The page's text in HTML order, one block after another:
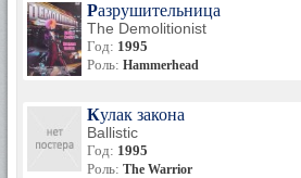
Разрушительница
The Demolitionist
Год: 1995
Роль: Hammerhead
Кулак закона
Ballistic
Год: 1995
Роль: The Warrior